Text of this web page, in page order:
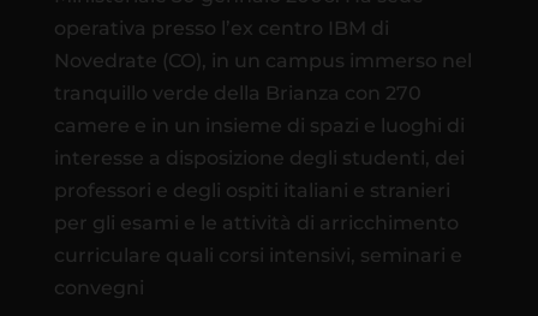
operativa presso l’ex centro IBM di
Novedrate (CO), in un campus immerso nel
tranquillo verde della Brianza con 270
camere e in un insieme di spazi e luoghi di
interesse a disposizione degli studenti, dei
professori e degli ospiti italiani e stranieri
per gli esami e le attività di arricchimento
curriculare quali corsi intensivi, seminari e
convegni